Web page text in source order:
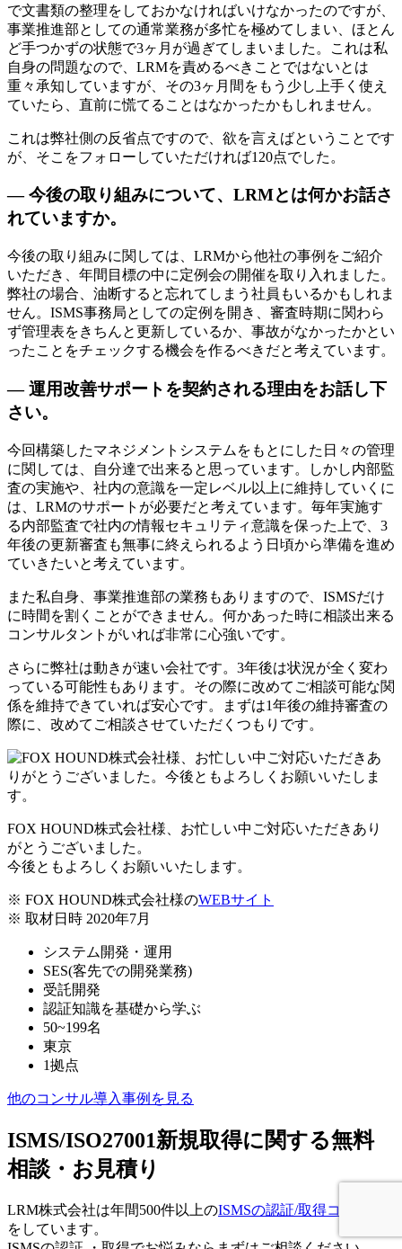
で文書類の整理をしておかなければいけなかったのですが、
事業推進部としての通常業務が多忙を極めてしまい、ほとん
ど手つかずの状態で3ヶ月が過ぎてしまいました。これは私
自身の問題なので、LRMを責めるべきことではないとは
重々承知していますが、その3ヶ月間をもう少し上手く使え
ていたら、直前に慌てることはなかったかもしれません。
これは弊社側の反省点ですので、欲を言えばということです
が、そこをフォローしていただければ120点でした。
— 今後の取り組みについて、LRMとは何かお話さ
れていますか。
今後の取り組みに関しては、LRMから他社の事例をご紹介
いただき、年間目標の中に定例会の開催を取り入れました。
弊社の場合、油断すると忘れてしまう社員もいるかもしれま
せん。ISMS事務局としての定例を開き、審査時期に関わら
ず管理表をきちんと更新しているか、事故がなかったかとい
ったことをチェックする機会を作るべきだと考えています。
— 運用改善サポートを契約される理由をお話し下
さい。
今回構築したマネジメントシステムをもとにした日々の管理
に関しては、自分達で出来ると思っています。しかし内部監
査の実施や、社内の意識を一定レベル以上に維持していくに
は、LRMのサポートが必要だと考えています。毎年実施す
る内部監査で社内の情報セキュリティ意識を保った上で、3
年後の更新審査も無事に終えられるよう日頃から準備を進め
ていきたいと考えています。
また私自身、事業推進部の業務もありますので、ISMSだけ
に時間を割くことができません。何かあった時に相談出来る
コンサルタントがいれば非常に心強いです。
さらに弊社は動きが速い会社です。3年後は状況が全く変わ
っている可能性もあります。その際に改めてご相談可能な関
係を維持できていれば安心です。まずは1年後の維持審査の
際に、改めてご相談させていただくつもりです。
FOX HOUND株式会社様、お忙しい中ご対応いただきあり
がとうございました。
今後ともよろしくお願いいたします。
※ FOX HOUND株式会社様のWEBサイト
※ 取材日時 2020年7月
システム開発・運用
SES(客先での開発業務)
受託開発
認証知識を基礎から学ぶ
50~199名
東京
1拠点
他のコンサル導入事例を見る
ISMS/ISO27001新規取得に関する無料
相談・お見積り
LRM株式会社は年間500件以上のISMSの認証/取得コンサル
をしています。